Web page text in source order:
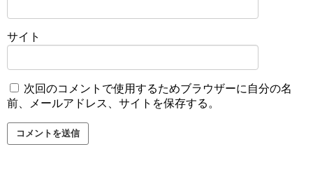
サイト
次回のコメントで使用するためブラウザーに自分の名
前、メールアドレス、サイトを保存する。